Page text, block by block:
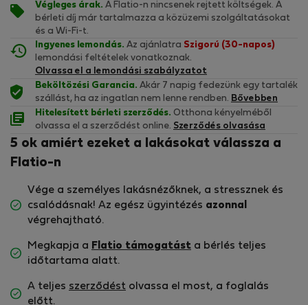
Végleges árak. A Flatio-n nincsenek rejtett költségek. A
bérleti díj már tartalmazza a közüzemi szolgáltatásokat
és a Wi-Fi-t.
Ingyenes lemondás. Az ajánlatra Szigorú (30-napos)
lemondási feltételek vonatkoznak.
Olvassa el a lemondási szabályzatot
Beköltözési Garancia. Akár 7 napig fedezünk egy tartalék
szállást, ha az ingatlan nem lenne rendben. Bővebben
Hitelesített bérleti szerződés. Otthona kényelméből
olvassa el a szerződést online. Szerződés olvasása
5 ok amiért ezeket a lakásokat válassza a
Flatio-n
Vége a személyes lakásnézőknek, a stressznek és
csalódásnak! Az egész ügyintézés azonnal
végrehajtható.
Megkapja a Flatio támogatást a bérlés teljes
időtartama alatt.
A teljes szerződést olvassa el most, a foglalás
előtt.